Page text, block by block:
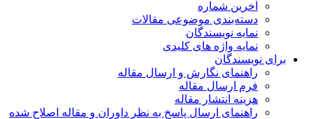
آخرین شماره
دسته‌بندی موضوعی مقالات
نمایه نویسندگان
نمایه واژه های کلیدی
برای نویسندگان
راهنمای نگارش و ارسال مقاله
فرم ارسال مقاله
هزینه انتشار مقاله
راهنمای ارسال پاسخ به نظر داوران و مقاله اصلاح شده